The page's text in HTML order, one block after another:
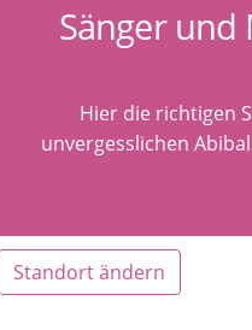
Sänger und
Hier die richtigen
unvergesslichen
Standort ändern